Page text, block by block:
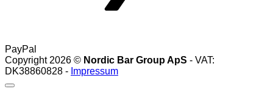
PayPal
Copyright 2026 © Nordic Bar Group ApS - VAT:
DK38860828 - Impressum